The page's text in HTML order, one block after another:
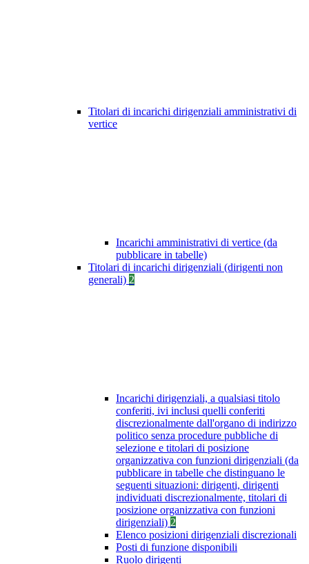
Titolari di incarichi dirigenziali amministrativi di
vertice
Incarichi amministrativi di vertice (da
pubblicare in tabelle)
Titolari di incarichi dirigenziali (dirigenti non
generali) 2
Incarichi dirigenziali, a qualsiasi titolo
conferiti, ivi inclusi quelli conferiti
discrezionalmente dall'organo di indirizzo
politico senza procedure pubbliche di
selezione e titolari di posizione
organizzativa con funzioni dirigenziali (da
pubblicare in tabelle che distinguano le
seguenti situazioni: dirigenti, dirigenti
individuati discrezionalmente, titolari di
posizione organizzativa con funzioni
dirigenziali) 2
Elenco posizioni dirigenziali discrezionali
Posti di funzione disponibili
Ruolo dirigenti